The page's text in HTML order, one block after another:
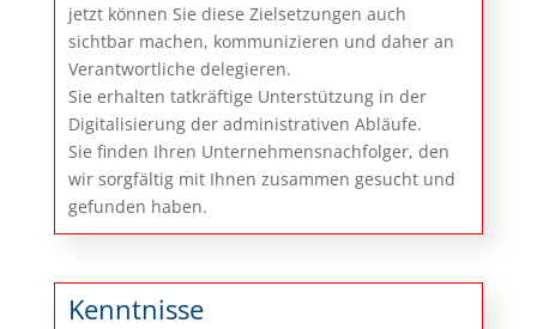
jetzt können Sie diese Zielsetzungen auch
sichtbar machen, kommunizieren und daher an
Verantwortliche delegieren.
Sie erhalten tatkräftige Unterstützung in der
Digitalisierung der administrativen Abläufe.
Sie finden Ihren Unternehmensnachfolger, den
wir sorgfältig mit Ihnen zusammen gesucht und
gefunden haben.
Kenntnisse